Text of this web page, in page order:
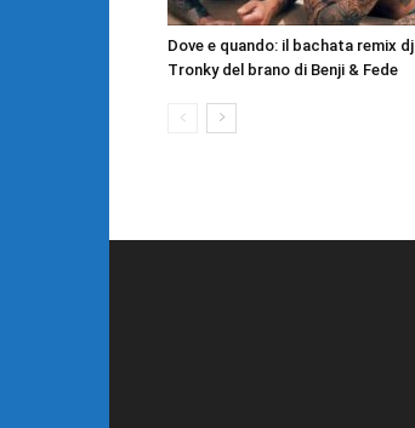
Dove e quando: il bachata remix dj
Tronky del brano di Benji & Fede